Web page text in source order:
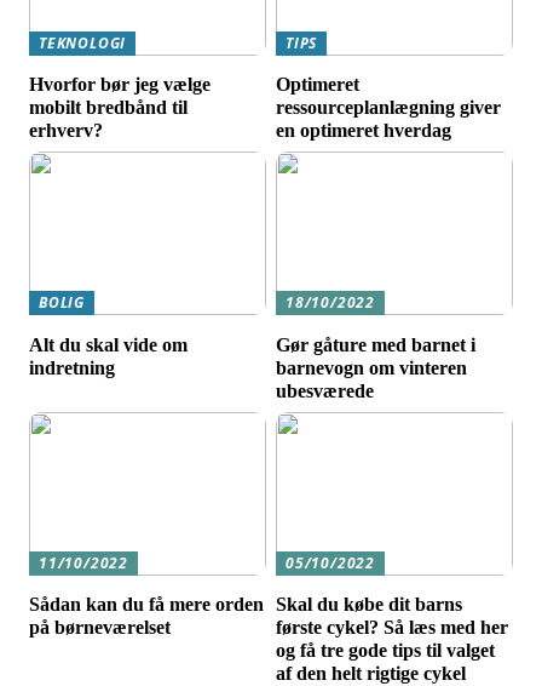
TEKNOLOGI
Hvorfor bør jeg vælge
mobilt bredbånd til
erhverv?
TIPS
Optimeret
ressourceplanlægning giver
en optimeret hverdag
BOLIG
Alt du skal vide om
indretning
18/10/2022
Gør gåture med barnet i
barnevogn om vinteren
ubesværede
11/10/2022
Sådan kan du få mere orden
på børneværelset
05/10/2022
Skal du købe dit barns
første cykel? Så læs med her
og få tre gode tips til valget
af den helt rigtige cykel